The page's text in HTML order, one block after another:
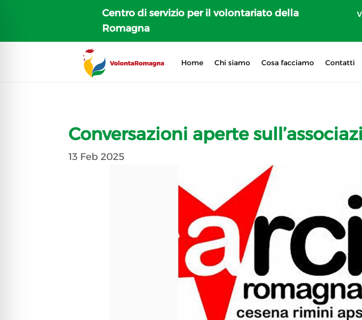
Centro di servizio per il volontariato della
Romagna
Home Chi siamo Cosa facciamo Contatti
Conversazioni aperte
13 Feb 2025